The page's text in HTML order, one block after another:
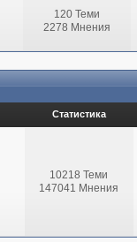
120 Теми
2278 Мнения
Статистика
10218 Теми
147041 Мнения